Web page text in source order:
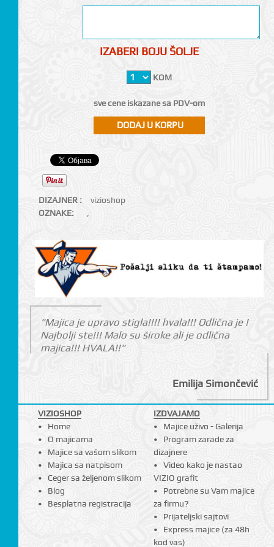
IZABERI BOJU ŠOLJE
KOM
sve cene iskazane sa PDV-om
DIZAJNER :
vizioshop
OZNAKE:
"Majica je upravo stigla!!!! hvala!!! Odlična je !
Najbolji ste!!! Malo su široke ali je odlična
majica!!! HVALA!!"
Emilija Simončević
VIZIOSHOP
Home
O majicama
Majice sa vašom slikom
Majica sa natpisom
Ceger sa željenom slikom
Blog
Besplatna registracija
IZDVAJAMO
Majice uživo - Galerija
Program zarade za
dizajnere
Video kako je nastao
VIZIO grafit
Potrebne su Vam majice
za firmu?
Prijateljski sajtovi
Express majice (za 48h
kod vas)